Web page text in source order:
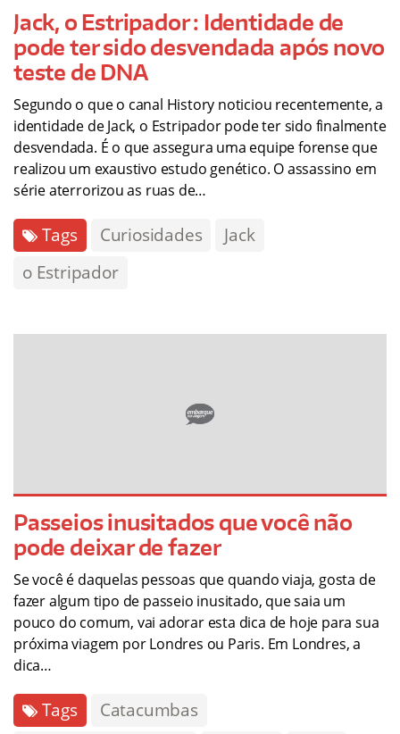
Jack, o Estripador : Identidade de
pode ter sido desvendada após novo
teste de DNA
Segundo o que o canal History noticiou recentemente, a
identidade de Jack, o Estripador pode ter sido finalmente
desvendada. É o que assegura uma equipe forense que
realizou um exaustivo estudo genético. O assassino em
série aterrorizou as ruas de…
Tags Curiosidades
Jack
o Estripador
Passeios inusitados que você não
pode deixar de fazer
Se você é daquelas pessoas que quando viaja, gosta de
fazer algum tipo de passeio inusitado, que saia um
pouco do comum, vai adorar esta dica de hoje para sua
próxima viagem por Londres ou Paris. Em Londres, a
dica…
Tags
Catacumbas